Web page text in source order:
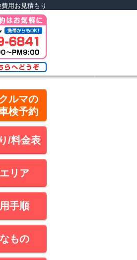
用お見積もり
ルマの
検予約
/料金表
リア
手順
もの